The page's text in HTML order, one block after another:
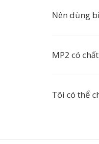
Nên dùng
MP2 có
Tôi có thể